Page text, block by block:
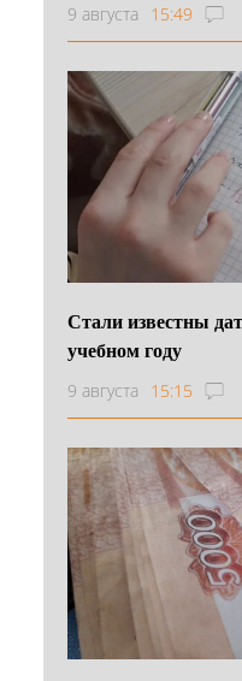
9 августа 15:49
Стали известны
учебном году
9 августа 15:15